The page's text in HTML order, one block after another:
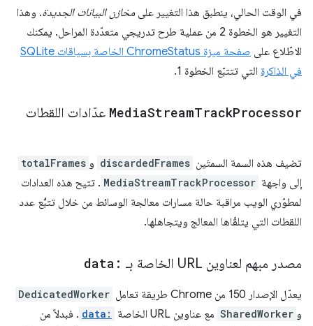
في الوقت الحالي، ينطبق هذا التغيير على مخازن البيانات الجديدة. وهذا
التغيير هو الخطوة 2 من عملية طرح تدريجي متعدّدة المراحل. يمكنك
الاطّلاع على
صفحة ميزة ChromeStatus الخاصة بسياقات SQLite
في الذاكرة التي تتتبّع الخطوة 1.
MediaStreamTrackProcessor عدّادات اللقطات
تضيف هذه السمة السمتَين discardedFrames و totalFrames
إلى واجهة MediaStreamTrackProcessor . تتيح هذه العدادات
لمطوّري الويب مراقبة حالة مسارات معالجة الوسائط من خلال تتبُّع عدد
اللقطات التي يتلقّاها المعالج ويتجاهلها.
مصدر مبهم لعناوين URL الخاصة بـ data:
يعدّل الإصدار 150 من Chrome طريقة تعامل DedicatedWorker
و SharedWorker مع عناوين URL الخاصة data: . فبدلاً من